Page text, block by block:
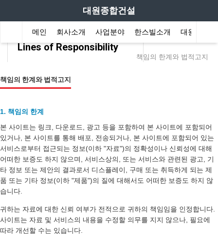
대원종합건설
메인 회사소개 사업분야 한스빌소개 대원이야기
Lines of Responsibility
책임의 한계와 법적고지
책임의 한계와 법적고지
1. 책임의 한계
본 사이트는 링크, 다운로드, 광고 등을 포함하여 본 사이트에 포함되어
있거나, 본 사이트를 통해 배포, 전송되거나, 본 사이트에 포함되어 있는
서비스로부터 접근되는 정보(이하 "자료")의 정확성이나 신뢰성에 대해
어떠한 보증도 하지 않으며, 서비스상의, 또는 서비스와 관련된 광고, 기
타 정보 또는 제안의 결과로서 디스플레이, 구매 또는 취득하게 되는 제
품 또는 기타 정보(이하 "제품")의 질에 대해서도 어떠한 보증도 하지 않
습니다.
귀하는 자료에 대한 신뢰 여부가 전적으로 귀하의 책임임을 인정합니다.
사이트는 자료 및 서비스의 내용을 수정할 의무를 지지 않으나, 필요에
따라 개선할 수는 있습니다.